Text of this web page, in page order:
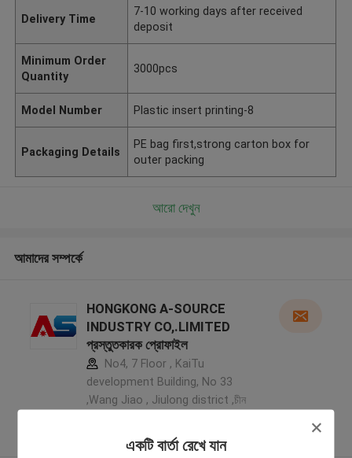
একটি বার্তা রেখে যান
Delivery Time
7-10 working days after received
deposit
Minimum Order
Quantity
3000pcs
Model Number Plastic insert printing-8
Packaging Details
PE bag first,strong carton box for
outer packing
আরো দেখুন
আমাদের সম্পর্কে
HONGKONG A-SOURCE
INDUSTRY CO,.LIMITED
প্রস্তুতকারক প্রোফাইল
No4, 7 Floor , KaiTu
development Building, No 33
,Wang Jiao , Jiulong district ,চীন
যাচাইকৃত সরবরাহকারী